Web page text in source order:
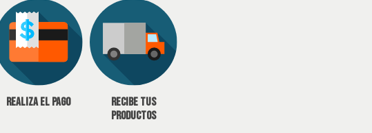
Realiza el pago
Recibe tus
productos